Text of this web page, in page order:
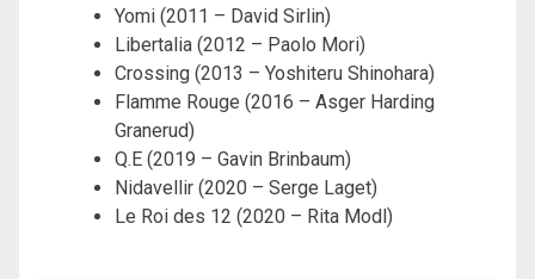
Yomi (2011 – David Sirlin)
Libertalia (2012 – Paolo Mori)
Crossing (2013 – Yoshiteru Shinohara)
Flamme Rouge (2016 – Asger Harding
Granerud)
Q.E (2019 – Gavin Brinbaum)
Nidavellir (2020 – Serge Laget)
Le Roi des 12 (2020 – Rita Modl)